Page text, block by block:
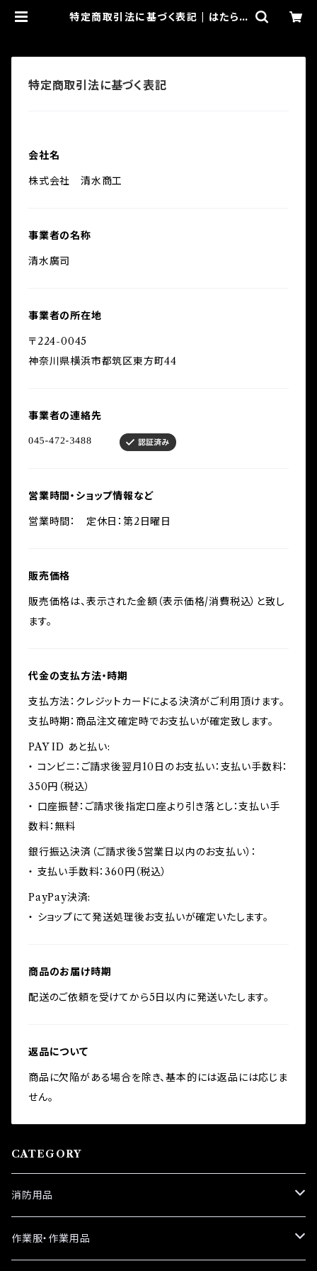
特定商取引法に基づく表記 | はたらく
特定商取引法に基づく表記
会社名
株式会社 清水商工
事業者の名称
清水廣司
事業者の所在地
〒224-0045
神奈川県横浜市都筑区東方町44
事業者の連絡先
営業時間・ショップ情報など
営業時間： 定休日：第2日曜日
販売価格
販売価格は、表示された金額（表示価格/消費税込）と致し
ます。
代金の支払方法・時期
支払方法：クレジットカードによる決済がご利用頂けます。
支払時期：商品注文確定時でお支払いが確定致します。
PAY ID あと払い:
・ コンビニ：ご請求後翌月10日のお支払い：支払い手数料：
350円（税込）
・ 口座振替：ご請求後指定口座より引き落とし：支払い手
数料：無料
銀行振込決済（ご請求後5営業日以内のお支払い）：
・ 支払い手数料：360円（税込）
PayPay決済:
・ ショップにて発送処理後お支払いが確定いたします。
商品のお届け時期
配送のご依頼を受けてから5日以内に発送いたします。
返品について
商品に欠陥がある場合を除き、基本的には返品には応じま
せん。
CATEGORY
消防用品
革手袋
作業服・作業用品